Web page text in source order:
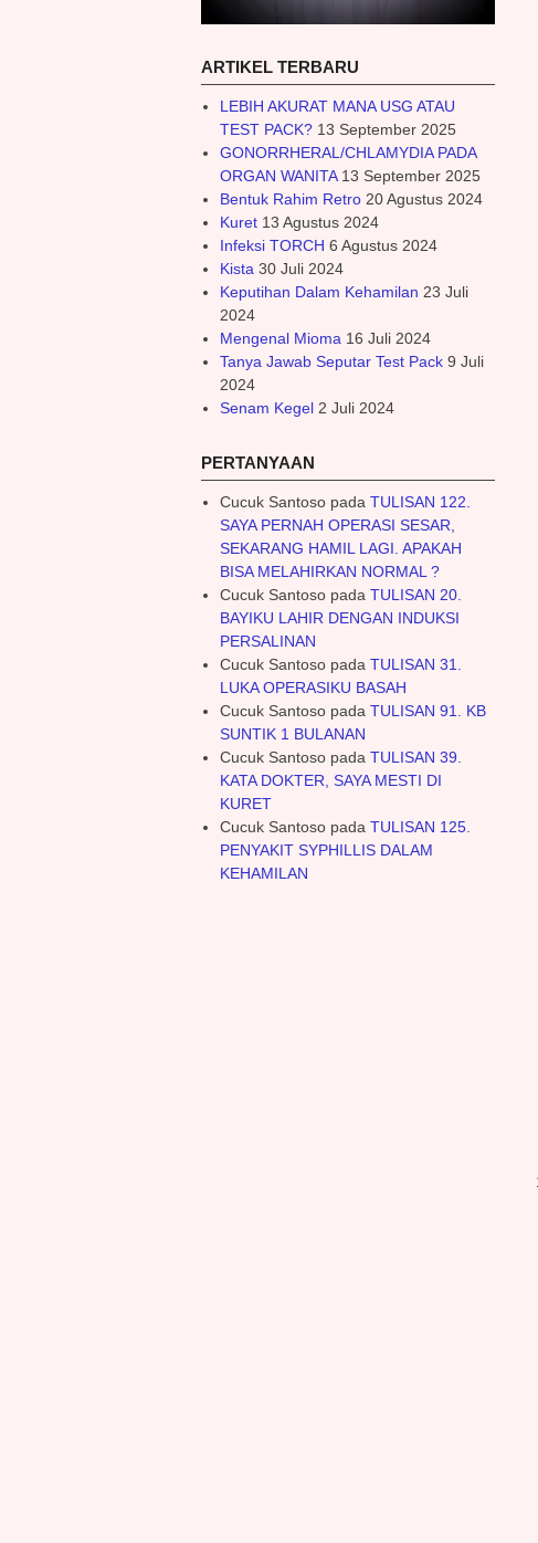
ARTIKEL TERBARU
LEBIH AKURAT MANA USG ATAU
TEST PACK? 13 September 2025
GONORRHERAL/CHLAMYDIA PADA
ORGAN WANITA 13 September 2025
Bentuk Rahim Retro 20 Agustus 2024
Kuret 13 Agustus 2024
Infeksi TORCH 6 Agustus 2024
Kista 30 Juli 2024
Keputihan Dalam Kehamilan 23 Juli
2024
Mengenal Mioma 16 Juli 2024
Tanya Jawab Seputar Test Pack 9 Juli
2024
Senam Kegel 2 Juli 2024
PERTANYAAN
Cucuk Santosopada TULISAN 122.
SAYA PERNAH OPERASI SESAR,
SEKARANG HAMIL LAGI. APAKAH
BISA MELAHIRKAN NORMAL ?
Cucuk Santosopada TULISAN 20.
BAYIKU LAHIR DENGAN INDUKSI
PERSALINAN
Cucuk Santosopada TULISAN 31.
LUKA OPERASIKU BASAH
Cucuk Santosopada TULISAN 91. KB
SUNTIK 1 BULANAN
Cucuk Santosopada TULISAN 39.
KATA DOKTER, SAYA MESTI DI
KURET
Cucuk Santosopada TULISAN 125.
PENYAKIT SYPHILLIS DALAM
KEHAMILAN